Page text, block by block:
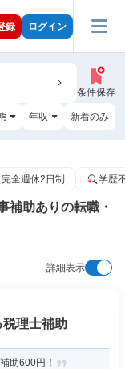
録 ログイン
条件保存
年収 新着のみ
完全週休2日制 学歴
補助ありの転職・
詳細表示
理士補助
助600円！